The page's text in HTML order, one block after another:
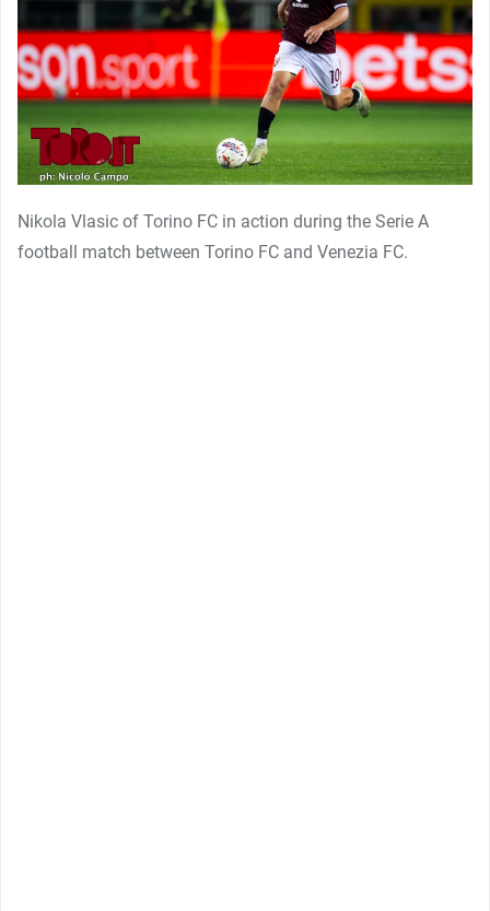
Nikola Vlasic of Torino FC in action during the Serie A
football match between Torino FC and Venezia FC.